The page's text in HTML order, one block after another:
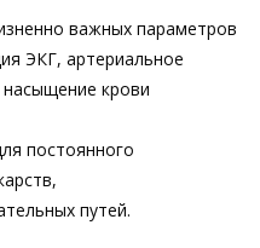
важных параметров
ЭКГ, артериальное
крови
постоянного
путей.